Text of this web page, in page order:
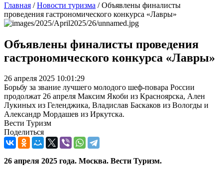
Главная /Новости туризма /Объявлены финалисты
проведения гастрономического конкурса «Лавры»
Объявлены финалисты проведения
гастрономического конкурса «Лавры»
26 апреля 2025 10:01:29
Борьбу за звание лучшего молодого шеф-повара России
продолжат 26 апреля Максим Якоби из Красноярска, Ален
Лукиных из Геленджика, Владислав Баскаков из Вологды и
Александр Мордашев из Иркутска.
Вести Туризм
Поделиться
26 апреля 2025 года. Москва. Вести Туризм.